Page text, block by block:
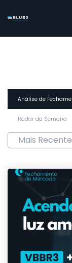
Análise de
Radar da Semana